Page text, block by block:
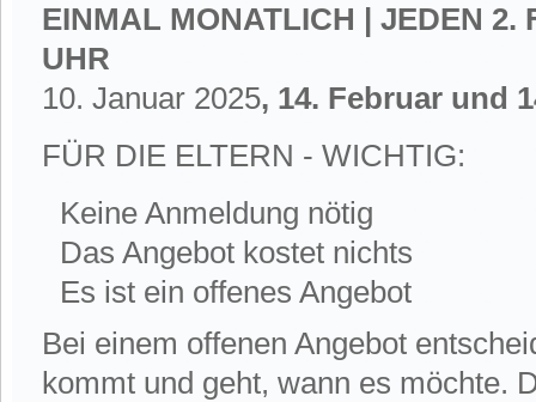
EINMAL MONATLICH | JEDEN 2.
UHR
10. Januar 2025, 14. Februar und
FÜR DIE ELTERN - WICHTIG:
Keine Anmeldung nötig
Das Angebot kostet nichts
Es ist ein offenes Angebot
Bei einem offenen Angebot
kommt und geht, wann es möchte.